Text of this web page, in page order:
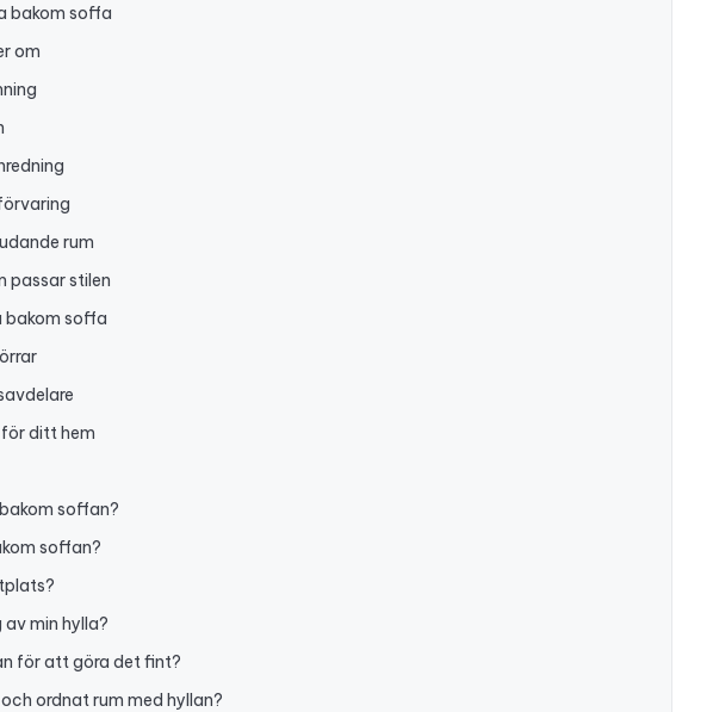
bakom soffa
om
rum
passar stilen
bakom soffa
ditt hem
soffan?
soffan?
min hylla?
för att göra det fint?
ordnat rum med hyllan?